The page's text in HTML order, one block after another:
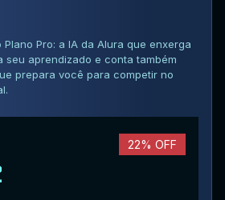
Pro: a IA da Alura que enxerga
seu aprendizado e conta também
prepara você para competir no
22% OFF